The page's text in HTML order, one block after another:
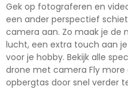
Gek op fotograferen en
een ander perspectief
camera aan. Zo maak je de
lucht, een extra touch aan
voor je hobby. Bekijk alle
drone met camera Fly
opbergtas door snel verder